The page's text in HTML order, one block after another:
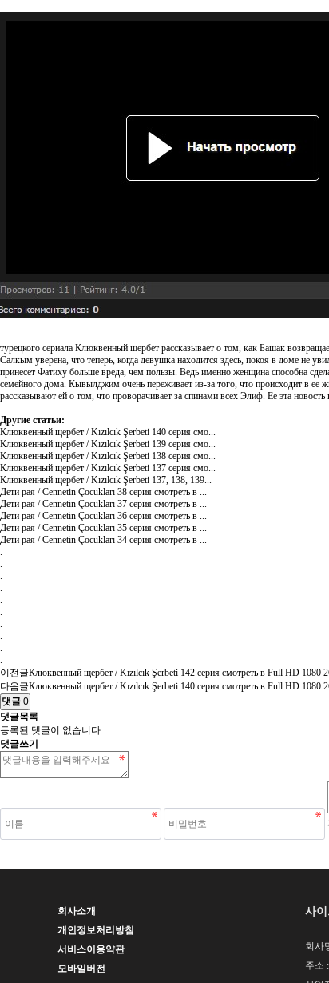
турецкого сериала Клюквенный щербет рассказывает о том, как Башак
Салкым уверена, что теперь, когда девушка находится здесь, покоя в доме не
принесет Фатиху больше вреда, чем пользы. Ведь именно женщина способна
семейного дома. Кывылджим очень переживает из-за того, что происходит в ее
рассказывают ей о том, что проворачивает за спинами всех Элиф. Ее эта
Другие статьи:
Клюквенный щербет / Kızılcık Şerbeti 140 серия смо...
Клюквенный щербет / Kızılcık Şerbeti 139 серия смо...
Клюквенный щербет / Kızılcık Şerbeti 138 серия смо...
Клюквенный щербет / Kızılcık Şerbeti 137 серия смо...
Клюквенный щербет / Kızılcık Şerbeti 137, 138, 139...
Дети рая / Cennetin Çocukları 38 серия смотреть в ...
Дети рая / Cennetin Çocukları 37 серия смотреть в ...
Дети рая / Cennetin Çocukları 36 серия смотреть в ...
Дети рая / Cennetin Çocukları 35 серия смотреть в ...
Дети рая / Cennetin Çocukları 34 серия смотреть в ...
.
.
.
.
.
.
.
.
.
.
이전글Клюквенный щербет / Kızılcık Şerbeti 142 серия смотреть в Full HD 1080
다음글Клюквенный щербет / Kızılcık Şerbeti 140 серия смотреть в Full HD 1080
댓글 0
댓글목록
등록된 댓글이 없습니다.
댓글쓰기
회사소개
개인정보처리방침
서비스이용약관
모바일버전
사
회사
주소